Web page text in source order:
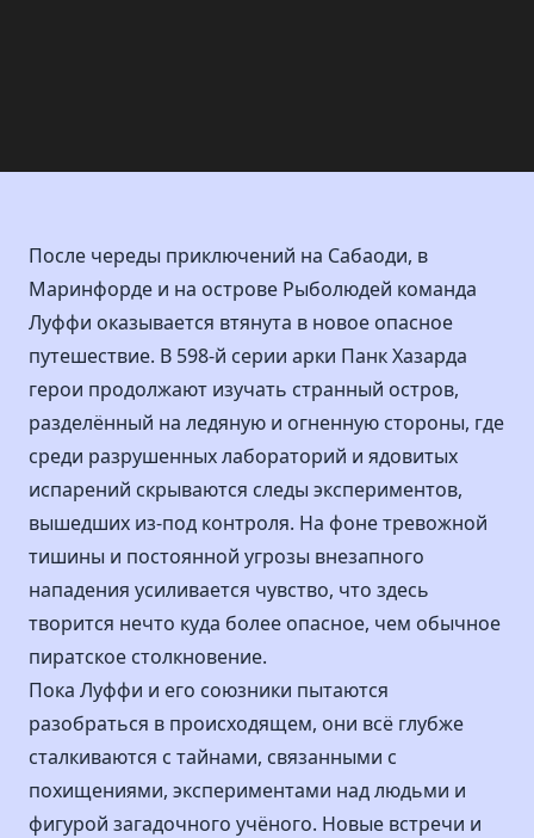
После череды приключений на Сабаоди, в
Маринфорде и на острове Рыболюдей команда
Луффи оказывается втянута в новое опасное
путешествие. В 598-й серии арки Панк Хазарда
герои продолжают изучать странный остров,
разделённый на ледяную и огненную стороны, где
среди разрушенных лабораторий и ядовитых
испарений скрываются следы экспериментов,
вышедших из-под контроля. На фоне тревожной
тишины и постоянной угрозы внезапного
нападения усиливается чувство, что здесь
творится нечто куда более опасное, чем обычное
пиратское столкновение.
Пока Луффи и его союзники пытаются
разобраться в происходящем, они всё глубже
сталкиваются с тайнами, связанными с
похищениями, экспериментами над людьми и
фигурой загадочного учёного. Новые встречи и